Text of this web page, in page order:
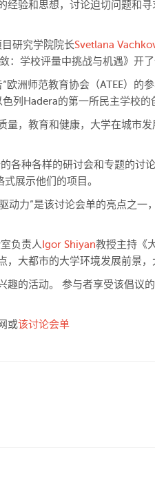
经验和思想，讨论迫切问题和
目研究学院院长Svetlana
：学校评量中挑战与机遇》开了
欧洲师范教育协会（ATEE）的
色列Hadera的第一所民主学校
量，教育和健康，大学在城市
各种各样的研讨会和专题的讨
展示他们的项目。
动力”是该讨论会单的亮点之一
负责人 Igor Shiyan教授主持《
大都市的大学环境发展前景，
趣的活动。 参与者享受该倡议
或该讨论会单